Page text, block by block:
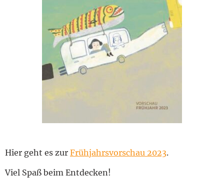
Hier geht es zur Frühjahrsvorschau 2023.
Viel Spaß beim Entdecken!
English